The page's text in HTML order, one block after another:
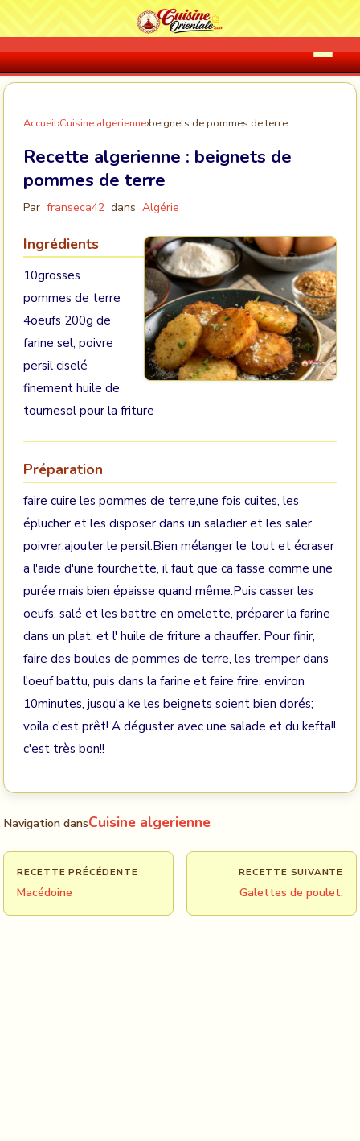
Accueil›Cuisine algerienne›beignets de pommes de terre
Recette algerienne : beignets de
pommes de terre
Par franseca42 dans Algérie
Ingrédients
10grosses
pommes de terre
4oeufs 200g de
farine sel, poivre
persil ciselé
finement huile de
tournesol pour la friture
Préparation
faire cuire les pommes de terre,une fois cuites, les
éplucher et les disposer dans un saladier et les saler,
poivrer,ajouter le persil.Bien mélanger le tout et écraser
a l'aide d'une fourchette, il faut que ca fasse comme une
purée mais bien épaisse quand même.Puis casser les
oeufs, salé et les battre en omelette, préparer la farine
dans un plat, et l' huile de friture a chauffer. Pour finir,
faire des boules de pommes de terre, les tremper dans
l'oeuf battu, puis dans la farine et faire frire, environ
10minutes, jusqu'a ke les beignets soient bien dorés;
voila c'est prêt! A déguster avec une salade et du kefta!!
c'est très bon!!
Navigation dansCuisine algerienne
RECETTE PRÉCÉDENTE
Macédoine
RECETTE SUIVANTE
Galettes de poulet.